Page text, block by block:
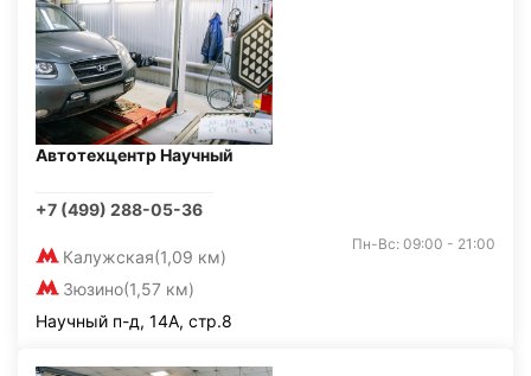
Автотехцентр Научный
+7 (499) 288-05-36
Калужская(1,09 км)
Зюзино(1,57 км)
Пн-Вс: 09:00 - 21:00
Научный п-д, 14А, стр.8